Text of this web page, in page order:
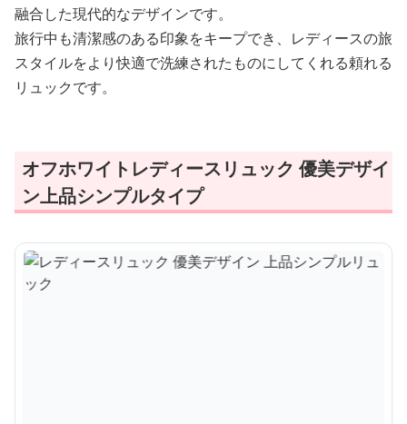
融合した現代的なデザインです。
旅行中も清潔感のある印象をキープでき、レディースの旅
スタイルをより快適で洗練されたものにしてくれる頼れる
リュックです。
オフホワイトレディースリュック 優美デザイ
ン上品シンプルタイプ